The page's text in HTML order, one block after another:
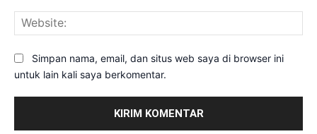
Simpan nama, email, dan situs web saya di browser ini
untuk lain kali saya berkomentar.